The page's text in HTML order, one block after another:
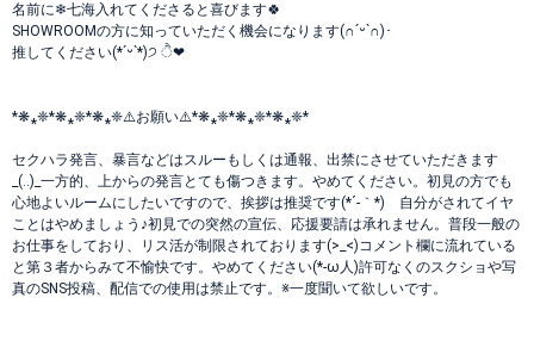
名前に❄七海入れてくださると喜びます🍀
SHOWROOMの方に知っていただく機会になります(∩ˊᵕˋ∩)･
推してください(*ˊᵕˋ*)੭ ੈ❤︎
*❋⁎❈*❋⁎❈*❋⁎❈⚠️お願い⚠️*❋⁎❈*❋⁎❈*❋⁎❈*
セクハラ発言、暴言などはスルーもしくは通報、出禁にさせていただきます
_(..)_一方的、上からの発言とても傷つきます。やめてください。初見の方でも
心地よいルームにしたいですので、挨拶は推奨です(*´-｀*)ゞ自分がされてイヤ
ことはやめましょう♪初見での突然の宣伝、応援要請は承れません。普段一般の
お仕事をしており、リス活が制限されております(>_<)コメント欄に流れている
と第３者からみて不愉快です。やめてください(*-ω人)許可なくのスクショや写
真のSNS投稿、配信での使用は禁止です。※一度聞いて欲しいです。